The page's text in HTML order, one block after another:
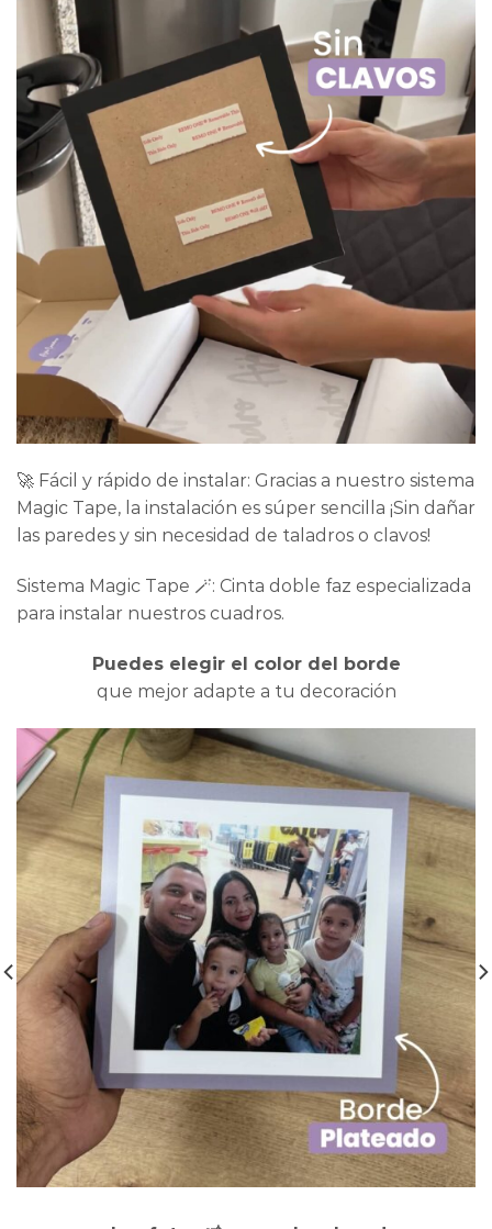
🚀 Fácil y rápido de instalar: Gracias a nuestro sistema
Magic Tape, la instalación es súper sencilla ¡Sin dañar
las paredes y sin necesidad de taladros o clavos!
Sistema Magic Tape 🪄: Cinta doble faz especializada
para instalar nuestros cuadros.
Puedes elegir el color del borde
que mejor adapte a tu decoración